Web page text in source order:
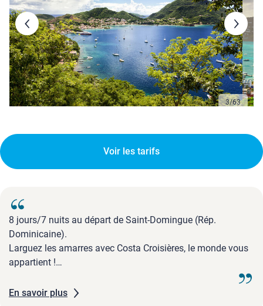
3/63
Voir les tarifs
8 jours/7 nuits au départ de Saint-Domingue (Rép.
Dominicaine).
Larguez les amarres avec Costa Croisières, le monde vous
appartient !
parfums exotiques. Cet hiver, que diriez-vous d'une pause
En savoir plus